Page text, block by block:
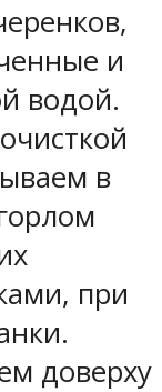
и
водой.
в
при
доверху